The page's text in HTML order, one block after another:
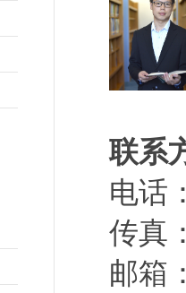
联系
电话
传真
邮箱